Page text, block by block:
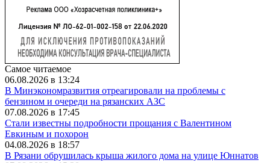
Самое читаемое
06.08.2026 в 13:24
В Минэкономразвития отреагировали на проблемы с
бензином и очереди на рязанских АЗС
07.08.2026 в 17:45
Стали известны подробности прощания с Валентином
Евкиным и похорон
04.08.2026 в 18:57
В Рязани обрушилась крыша жилого дома на улице Юннатов